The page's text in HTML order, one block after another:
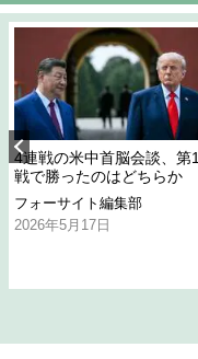
4連戦の米中首脳会談、第1
戦で勝ったのはどちらか
フォーサイト編集部
2026年5月17日